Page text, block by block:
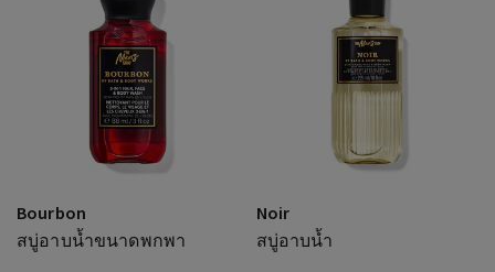
Bourbon
สบู่อาบน้ำขนาดพกพา
Noir
สบู่อาบน้ำ